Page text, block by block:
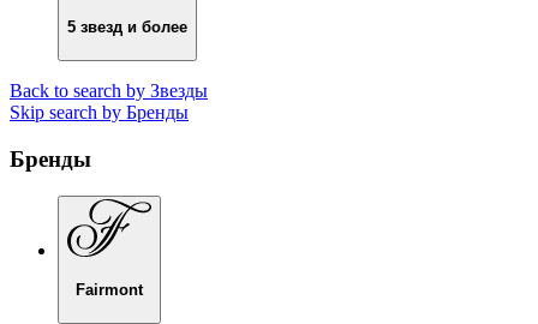
5 звезд и более
Back to search by Звезды
Skip search by Бренды
Бренды
Fairmont